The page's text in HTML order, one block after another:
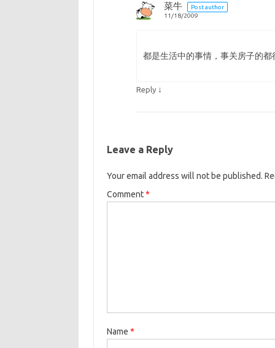
菜牛
Post author
11/18/2009
都是生活中的事情，事关房子的都
Reply ↓
Leave a Reply
Your email address will not be published.
Comment*
Name *